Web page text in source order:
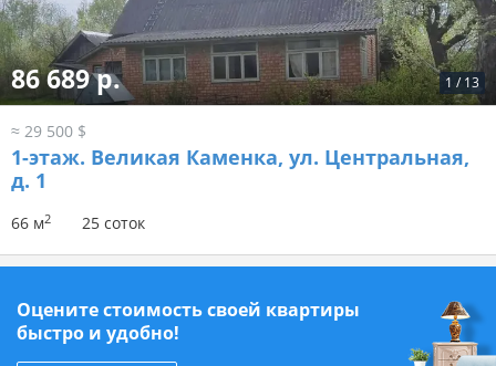
1 / 13
86 689 р.
≈ 29 500 $
1-этаж. Великая Каменка, ул. Центральная,
д. 1
66 м2 25 соток
Оцените стоимость своей квартиры
быстро и удобно!